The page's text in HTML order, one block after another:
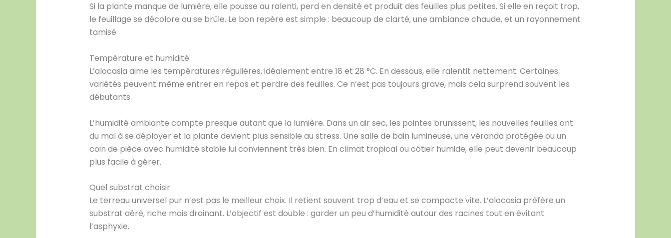
Si la plante manque de lumière, elle pousse au ralenti, perd en densité et produit des feuilles plus petites. Si elle en reçoit trop,
le feuillage se décolore ou se brûle. Le bon repère est simple : beaucoup de clarté, une ambiance chaude, et un rayonnement
tamisé.
Température et humidité
L’alocasia aime les températures régulières, idéalement entre 18 et 28 °C. En dessous, elle ralentit nettement. Certaines
variétés peuvent même entrer en repos et perdre des feuilles. Ce n’est pas toujours grave, mais cela surprend souvent les
débutants.
L’humidité ambiante compte presque autant que la lumière. Dans un air sec, les pointes brunissent, les nouvelles feuilles ont
du mal à se déployer et la plante devient plus sensible au stress. Une salle de bain lumineuse, une véranda protégée ou un
coin de pièce avec humidité stable lui conviennent très bien. En climat tropical ou côtier humide, elle peut devenir beaucoup
plus facile à gérer.
Quel substrat choisir
Le terreau universel pur n’est pas le meilleur choix. Il retient souvent trop d’eau et se compacte vite. L’alocasia préfère un
substrat aéré, riche mais drainant. L’objectif est double : garder un peu d’humidité autour des racines tout en évitant
l’asphyxie.